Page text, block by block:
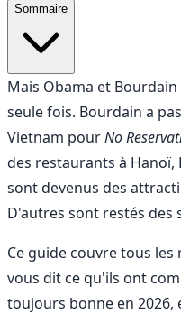
Sommaire
Mais Obama et
seule fois. Bourdain a
Vietnam pourNo
des restaurants à Hanoï,
sont devenus des
D'autres sont restés des
Ce guide couvre tous
vous dit ce qu'ils ont
toujours bonne en